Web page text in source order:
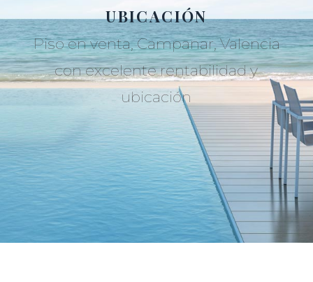
UBICACIÓN
Piso en venta, Campanar, Valencia
con excelente rentabilidad y
ubicación